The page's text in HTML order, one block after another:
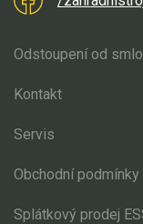
Odstoupení od
Kontakt
Servis
Obchodní podmínky
Splátkový prodej